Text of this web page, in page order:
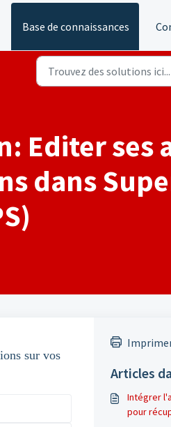
Base de connaissances
Editer ses
dans
sur vos
Articles
Intégrer
pour